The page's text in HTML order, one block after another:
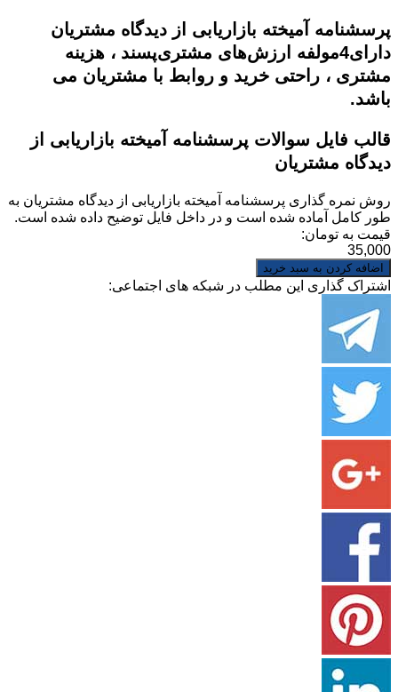
پرسشنامه آمیخته بازاریابی از دیدگاه مشتریان
دارای4مولفه ارزش‌های مشتری‌پسند ، هزینه
مشتری ، راحتی خرید و روابط با مشتریان می
باشد.
قالب فایل سوالات پرسشنامه آمیخته بازاریابی از
دیدگاه مشتریان
روش نمره گذاری پرسشنامه آمیخته بازاریابی از دیدگاه مشتریان به
طور کامل آماده شده است و در داخل فایل توضیح داده شده است.
قیمت به تومان:
35,000
اشتراک گذاری این مطلب در شبکه های اجتماعی: